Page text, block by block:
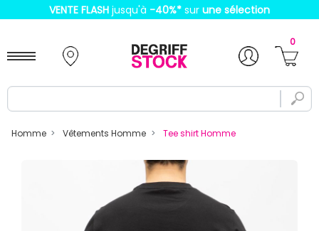
VENTE FLASH jusqu'à -40%* sur une sélection
0
Homme Vêtements Homme Tee shirt Homme